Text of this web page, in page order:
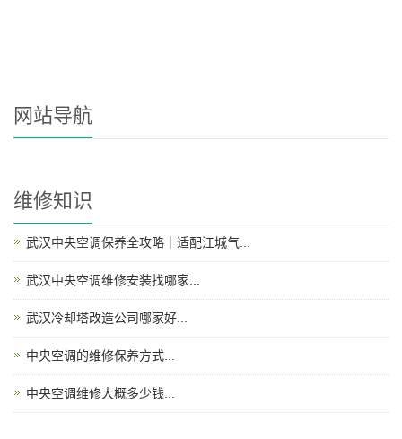
网站导航
维修知识
武汉中央空调保养全攻略｜适配江城气...
武汉中央空调维修安装找哪家...
武汉冷却塔改造公司哪家好...
中央空调的维修保养方式...
中央空调维修大概多少钱...